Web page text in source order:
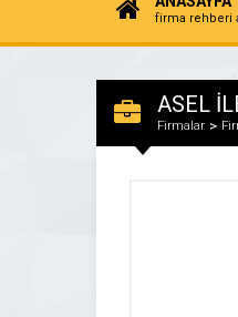
firma rehberi
ASEL
Firmalar